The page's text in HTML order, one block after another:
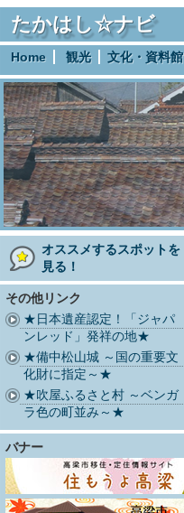
たかはし☆ナビ
Home 観光 文化・資料館
オススメするスポットを
見る！
その他リンク
★日本遺産認定！「ジャパ
ンレッド」発祥の地★
★備中松山城 ～国の重要文
化財に指定～★
★吹屋ふるさと村 ～ベンガ
ラ色の町並み～★
バナー